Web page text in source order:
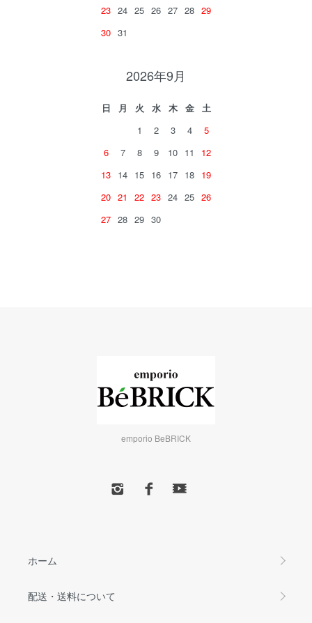
23 24 25 26 27 28 29
30 31
2026年9月
日 月 火 水 木 金
土
1
2 3 4
5
6
7 8 9 10 11
12
13 14 15 16 17 18 19
20 21 22 23 24 25 26
27 28 29 30
emporio BeBRICK
ホーム
配送・送料について